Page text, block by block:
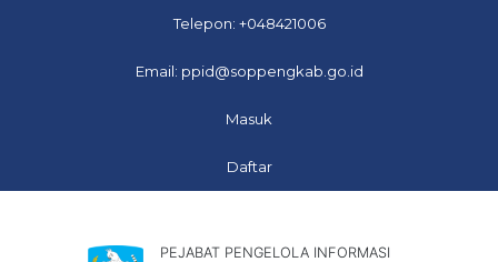
Telepon: +048421006
Email: ppid@soppengkab.go.id
Masuk
Daftar
PEJABAT PENGELOLA INFORMASI